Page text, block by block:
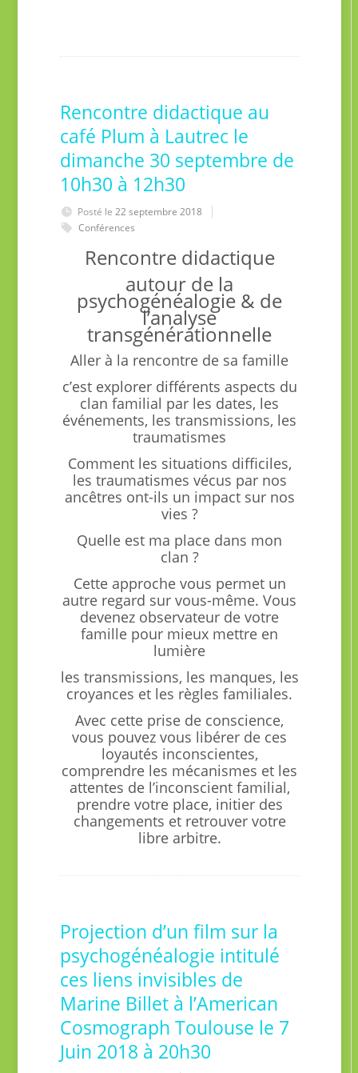
Rencontre didactique au
café Plum à Lautrec le
dimanche 30 septembre de
10h30 à 12h30
Posté le 22 septembre 2018
Conférences
Rencontre didactique
autour de la
psychogénéalogie & de
l’analyse
transgénérationnelle
Aller à la rencontre de sa famille
c’est explorer différents aspects du
clan familial par les dates, les
événements, les transmissions, les
traumatismes
Comment les situations difficiles,
les traumatismes vécus par nos
ancêtres ont-ils un impact sur nos
vies ?
Quelle est ma place dans mon
clan ?
Cette approche vous permet un
autre regard sur vous-même. Vous
devenez observateur de votre
famille pour mieux mettre en
lumière
les transmissions, les manques, les
croyances et les règles familiales.
Avec cette prise de conscience,
vous pouvez vous libérer de ces
loyautés inconscientes,
comprendre les mécanismes et les
attentes de l’inconscient familial,
prendre votre place, initier des
changements et retrouver votre
libre arbitre.
Projection d’un film sur la
psychogénéalogie intitulé
ces liens invisibles de
Marine Billet à l’American
Cosmograph Toulouse le 7
Juin 2018 à 20h30